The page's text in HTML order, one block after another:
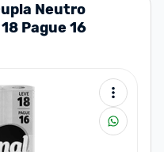
Neutro
Pague 16